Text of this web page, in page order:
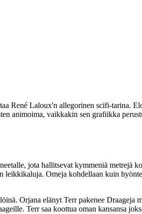
René Laloux'n allegorinen scifi-tarina.
animoima, vaikkakin sen grafiikka
jota hallitsevat kymmeniä metrejä
leikkikaluja. Omeja kohdellaan kuin
Orjana elänyt Terr pakenee Draageja
Terr saa koottua oman kansansa